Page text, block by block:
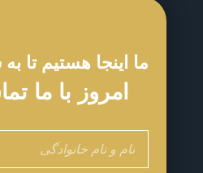
ما اینجا هستیم تا
امروز با ما